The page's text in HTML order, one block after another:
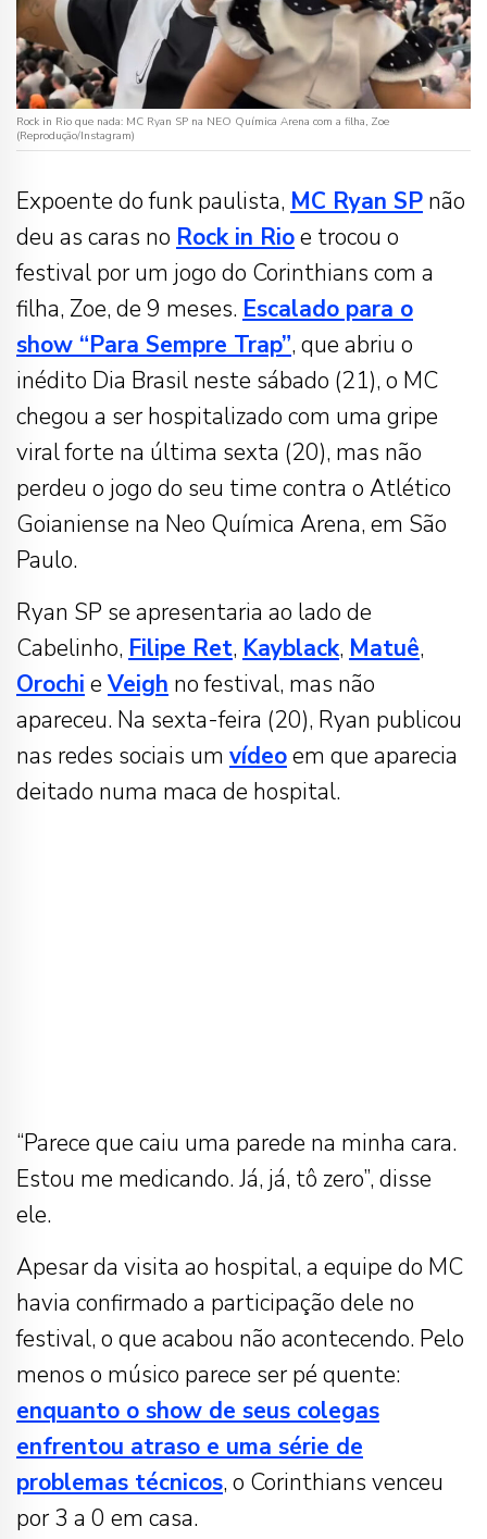
Rock in Rio que nada: MC Ryan SP na NEO Química Arena com a filha, Zoe
(Reprodução/Instagram)
Expoente do funk paulista, MC Ryan SP não
deu as caras no Rock in Rioe trocou o
festival por um jogo do Corinthians com a
filha, Zoe, de 9 meses. Escalado para o
show “Para Sempre Trap”, que abriu o
inédito Dia Brasil neste sábado (21), o MC
chegou a ser hospitalizado com uma gripe
viral forte na última sexta (20), mas não
perdeu o jogo do seu time contra o Atlético
Goianiense na Neo Química Arena, em São
Paulo.
Ryan SP se apresentaria ao lado de
Cabelinho, Filipe Ret, Kayblack, Matuê,
Orochi e Veigh no festival, mas não
apareceu. Na sexta-feira (20), Ryan publicou
nas redes sociais um vídeoem que aparecia
deitado numa maca de hospital.
“Parece que caiu uma parede na minha cara.
Estou me medicando. Já, já, tô zero”, disse
ele.
Apesar da visita ao hospital, a equipe do MC
havia confirmado a participação dele no
festival, o que acabou não acontecendo. Pelo
menos o músico parece ser pé quente:
enquanto o show de seus colegas
enfrentou atraso e uma série de
problemas técnicos, o Corinthians venceu
por 3 a 0 em casa.